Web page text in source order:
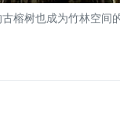
榕树也成为竹林空间